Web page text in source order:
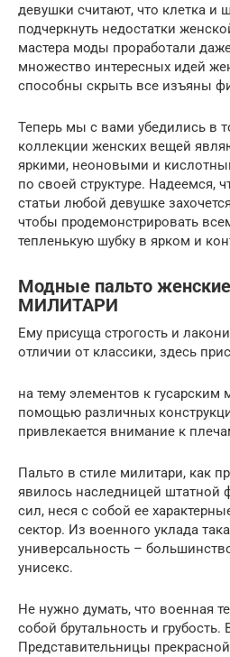
девушки считают, что клетка и
подчеркнуть недостатки
мастера моды проработали
множество интересных идей
способны скрыть все изъяны
Теперь мы с вами убедились в
коллекции женских вещей
яркими, неоновыми и
по своей структуре. Надеемся,
статьи любой девушке
чтобы продемонстрировать
тепленькую шубку в ярком и
Модные пальто
МИЛИТАРИ
Ему присуща строгость и
отличии от классики, здесь
на тему элементов к гусарским
помощью различных
привлекается внимание к
Пальто в стиле милитари, как
явилось наследницей
сил, неся с собой ее
сектор. Из военного уклада
универсальность –
унисекс.
Не нужно думать, что военная
собой брутальность и грубость.
Представительницы